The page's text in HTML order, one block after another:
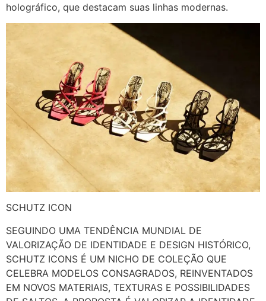
holográfico, que destacam suas linhas modernas.
SCHUTZ ICON
SEGUINDO UMA TENDÊNCIA MUNDIAL DE
VALORIZAÇÃO DE IDENTIDADE E DESIGN HISTÓRICO,
SCHUTZ ICONS É UM NICHO DE COLEÇÃO QUE
CELEBRA MODELOS CONSAGRADOS, REINVENTADOS
EM NOVOS MATERIAIS, TEXTURAS E POSSIBILIDADES